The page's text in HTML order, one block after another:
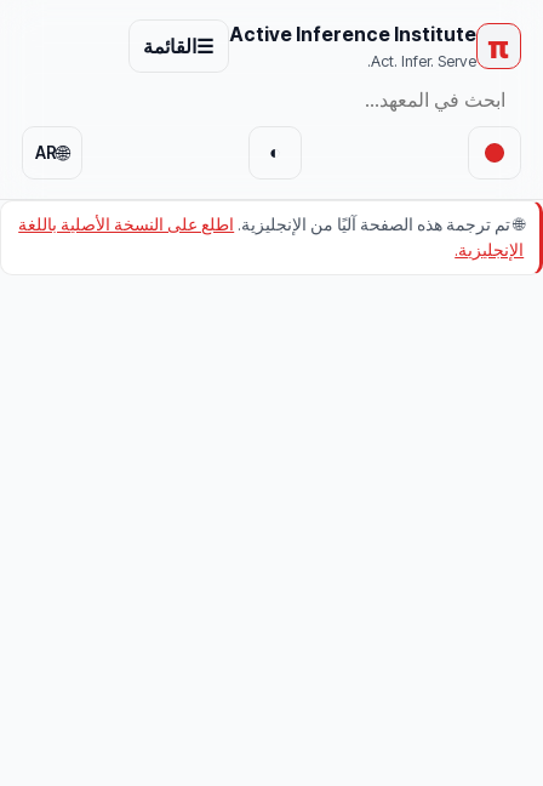
π
Active Inference Institute
Act. Infer. Serve.
☰القائمة
🌐
AR ◐
🌐تم ترجمة هذه الصفحة آليًا من الإنجليزية. اطلع على النسخة الأصلية باللغة
الإنجليزية.